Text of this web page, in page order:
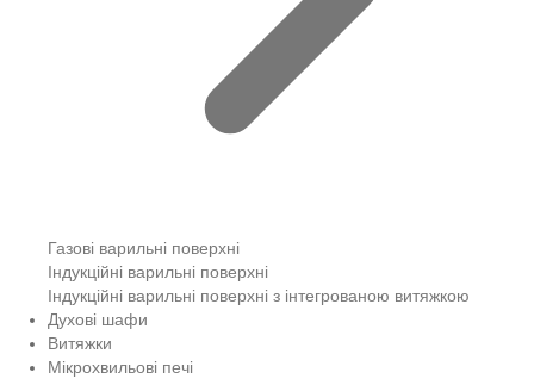
Газові варильні поверхні
Індукційні варильні поверхні
Індукційні варильні поверхні з інтегрованою витяжкою
Духові шафи
Витяжки
Мікрохвильові печі